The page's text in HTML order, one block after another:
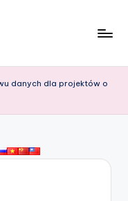
danych dla projektów o